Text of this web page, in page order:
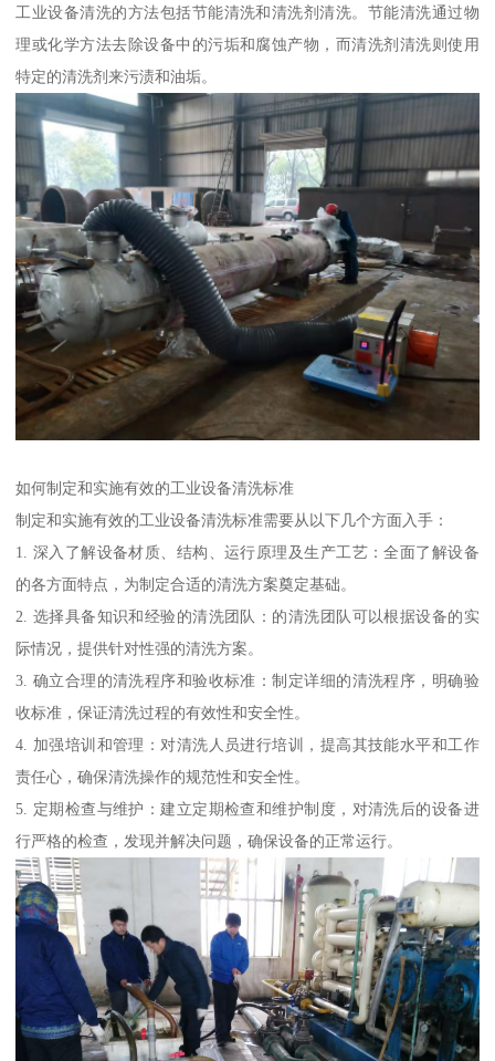
工业设备清洗的方法包括节能清洗和清洗剂清洗。节能清洗通过物
理或化学方法去除设备中的污垢和腐蚀产物，而清洗剂清洗则使用
特定的清洗剂来污渍和油垢。
如何制定和实施有效的工业设备清洗标准
制定和实施有效的工业设备清洗标准需要从以下几个方面入手：
1. 深入了解设备材质、结构、运行原理及生产工艺：全面了解设备
的各方面特点，为制定合适的清洗方案奠定基础。
2. 选择具备知识和经验的清洗团队：的清洗团队可以根据设备的实
际情况，提供针对性强的清洗方案。
3. 确立合理的清洗程序和验收标准：制定详细的清洗程序，明确验
收标准，保证清洗过程的有效性和安全性。
4. 加强培训和管理：对清洗人员进行培训，提高其技能水平和工作
责任心，确保清洗操作的规范性和安全性。
5. 定期检查与维护：建立定期检查和维护制度，对清洗后的设备进
行严格的检查，发现并解决问题，确保设备的正常运行。